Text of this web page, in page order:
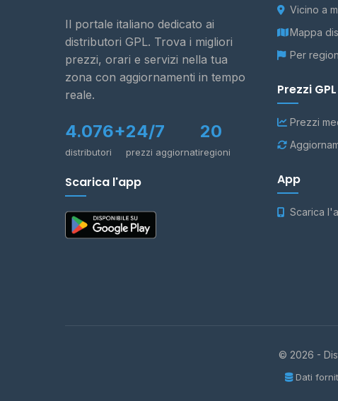
Il portale italiano dedicato ai
distributori GPL. Trova i migliori
prezzi, orari e servizi nella tua
zona con aggiornamenti in tempo
reale.
4.076+
distributori
24/7
prezzi aggiornati
20
regioni
Scarica l'app
Vicino a
Mappa
Per
Prezzi GPL
Prezzi
App
Scarica
© 2026 -
Dati